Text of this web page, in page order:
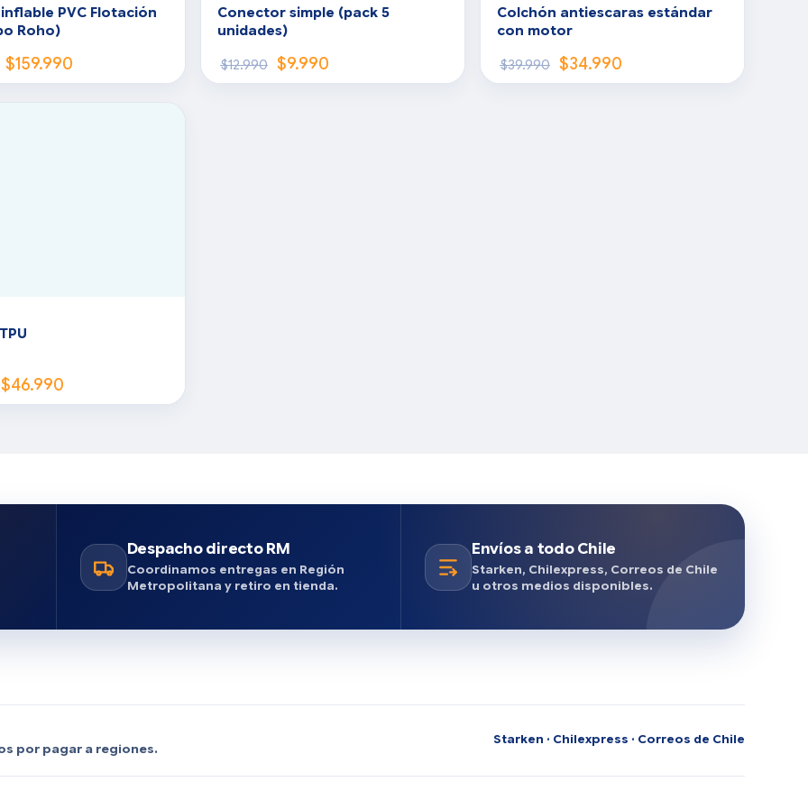
PVC Flotación
Roho)
$159.990
Conector simple (pack 5
unidades)
$12.990 $9.990
Colchón antiescaras estándar
con motor
$39.990 $34.990
$46.990
Despacho directo RM
Coordinamos entregas en Región
Metropolitana y retiro en tienda.
Envíos a todo Chile
Starken, Chilexpress, Correos de Chile
u otros medios disponibles.
por pagar a regiones.
Starken · Chilexpress · Correos de Chile